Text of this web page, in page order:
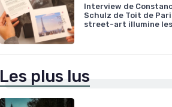
Interview de
Schulz de Toit de
street-art illumine
Les plus lus